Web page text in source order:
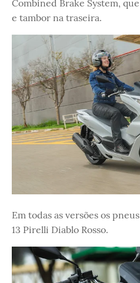
Combined Brake System,
e tambor na traseira.
Em todas as versões os
13 Pirelli Diablo Rosso.